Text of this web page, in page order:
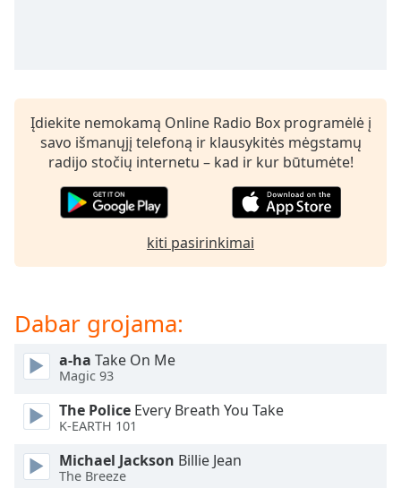
Playback
Chapters
Chapters
Descriptions
off,
Subtitles
subtitles
settings,
opens
subtitles
dialog
subtitles
Įdiekite nemokamą Online Radio Box programėlė į
savo išmanųjį telefoną ir klausykitės mėgstamų
radijo stočių internetu – kad ir kur būtumėte!
kiti pasirinkimai
Dabar grojama:
a-ha Take On Me
Magic 93
The Police Every Breath You Take
K-EARTH 101
Michael Jackson Billie Jean
The Breeze